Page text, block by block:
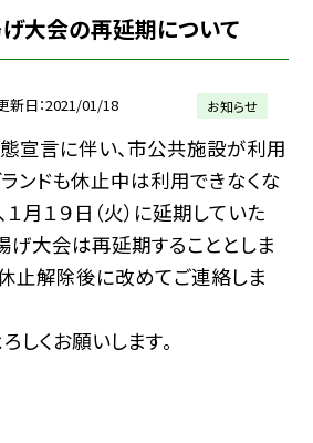
げ大会の再延期について
新日 2021/01/18 お知らせ
宣言に伴い、市公共施設が利用
ンドも休止中は利用できなくな
１月１９日（火）に延期していた
揚げ大会は再延期することとしま
休止解除後に改めてご連絡しま
しくお願いします。